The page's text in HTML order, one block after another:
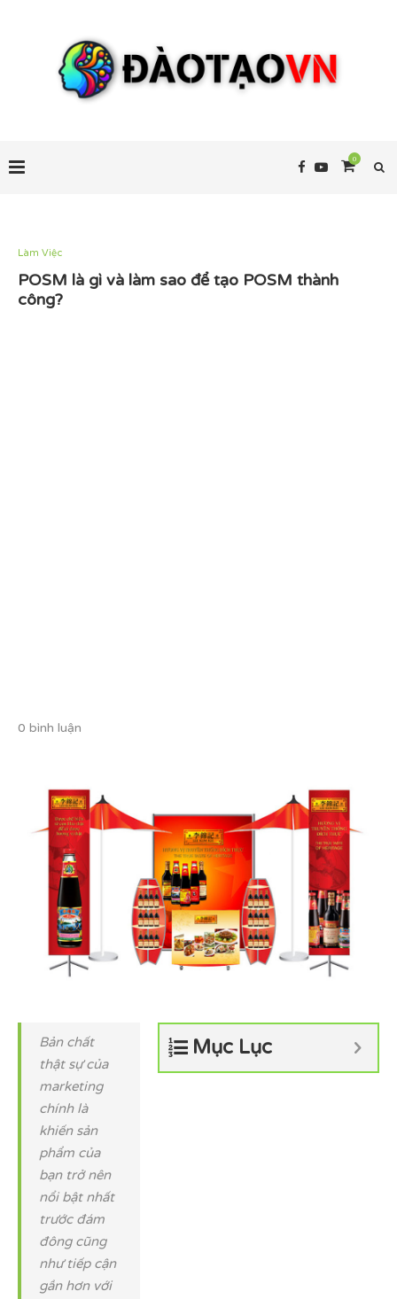
0
Làm Việc
POSM là gì và làm sao để tạo POSM thành
công?
0 bình luận
Mục Lục
Bản chất
thật sự của
marketing
chính là
khiến sản
phẩm của
bạn trở nên
nổi bật nhất
trước đám
đông cũng
như tiếp cận
gần hơn với